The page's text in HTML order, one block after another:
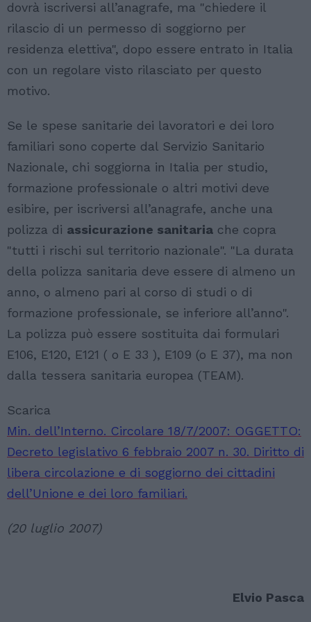
dovrà iscriversi all’anagrafe, ma "chiedere il
rilascio di un permesso di soggiorno per
residenza elettiva", dopo essere entrato in Italia
con un regolare visto rilasciato per questo
motivo.
Se le spese sanitarie dei lavoratori e dei loro
familiari sono coperte dal Servizio Sanitario
Nazionale, chi soggiorna in Italia per studio,
formazione professionale o altri motivi deve
esibire, per iscriversi all’anagrafe, anche una
polizza di assicurazione sanitaria che copra
"tutti i rischi sul territorio nazionale". "La durata
della polizza sanitaria deve essere di almeno un
anno, o almeno pari al corso di studi o di
formazione professionale, se inferiore all’anno".
La polizza può essere sostituita dai formulari
E106, E120, E121 ( o E 33 ), E109 (o E 37), ma non
dalla tessera sanitaria europea (TEAM).
Scarica
Min. dell’Interno. Circolare 18/7/2007: OGGETTO:
Decreto legislativo 6 febbraio 2007 n. 30. Diritto di
libera circolazione e di soggiorno dei cittadini
dell’Unione e dei loro familiari.
(20 luglio 2007)
Elvio Pasca